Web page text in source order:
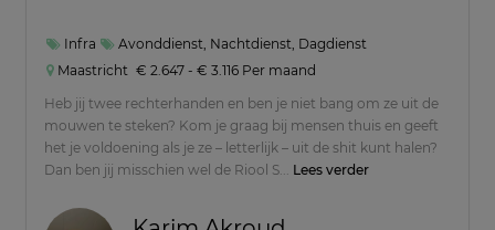
Infra
Avonddienst, Nachtdienst, Dagdienst
Maastricht € 2.647 - € 3.116 Per maand
Heb jij twee rechterhanden en ben je niet bang om ze uit de
mouwen te steken? Kom je graag bij mensen thuis en geeft
het je voldoening als je ze – letterlijk – uit de shit kunt halen?
Dan ben jij misschien wel de Riool S... Lees verder